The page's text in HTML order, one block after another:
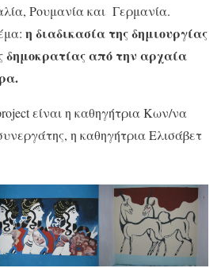
Ρουμανία και Γερμανία.
η διαδικασία της δημιουργίας
δημοκρατίας από την αρχαία
είναι η καθηγήτρια Κων/να
η καθηγήτρια Ελισάβετ